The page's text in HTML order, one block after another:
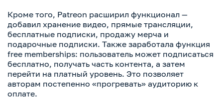
Кроме того, Patreon расширил функционал —
добавил хранение видео, прямые трансляции,
бесплатные подписки, продажу мерча и
подарочные подписки. Также заработала функция
free memberships: пользователь может подписаться
бесплатно, получать часть контента, а затем
перейти на платный уровень. Это позволяет
авторам постепенно «прогревать» аудиторию к
оплате.